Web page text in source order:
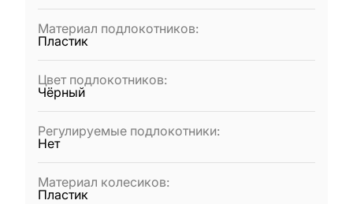
Материал подлокотников:
Пластик
Цвет подлокотников:
Чёрный
Регулируемые подлокотники:
Нет
Материал колесиков:
Пластик